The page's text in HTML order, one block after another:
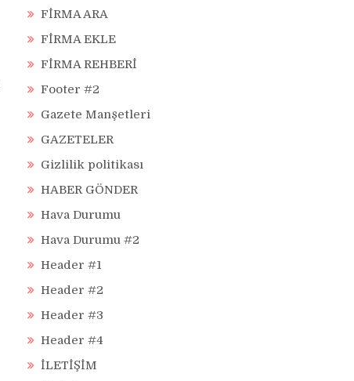
FİRMA ARA
FİRMA EKLE
FİRMA REHBERİ
Footer #2
Gazete Manşetleri
GAZETELER
Gizlilik politikası
HABER GÖNDER
Hava Durumu
Hava Durumu #2
Header #1
Header #2
Header #3
Header #4
İLETİŞİM